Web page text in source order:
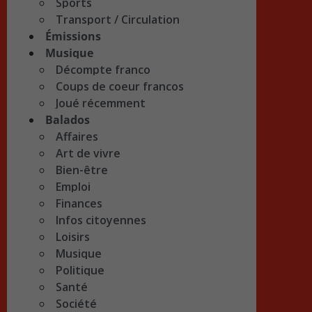
Transport / Circulation
Émissions
Musique
Décompte franco
Coups de coeur francos
Joué récemment
Balados
Affaires
Art de vivre
Bien-être
Emploi
Finances
Infos citoyennes
Loisirs
Musique
Politique
Santé
Société